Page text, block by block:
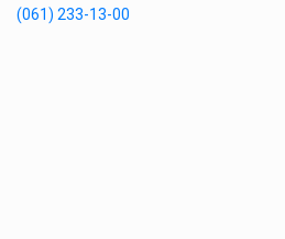
(061) 233-13-00